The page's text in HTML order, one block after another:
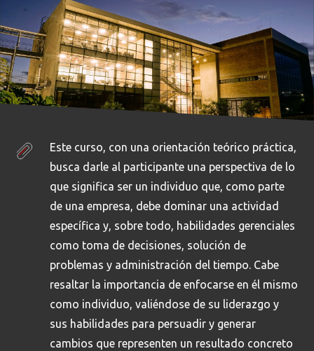
Este curso, con una orientación teórico práctica,
busca darle al participante una perspectiva de lo
que significa ser un individuo que, como parte
de una empresa, debe dominar una actividad
específica y, sobre todo, habilidades gerenciales
como toma de decisiones, solución de
problemas y administración del tiempo. Cabe
resaltar la importancia de enfocarse en él mismo
como individuo, valiéndose de su liderazgo y
sus habilidades para persuadir y generar
cambios que representen un resultado concreto